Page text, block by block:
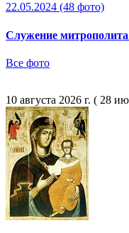
22.05.2024 (48 фото)
Служение
Все фото
10 августа 2026 г. ( 28